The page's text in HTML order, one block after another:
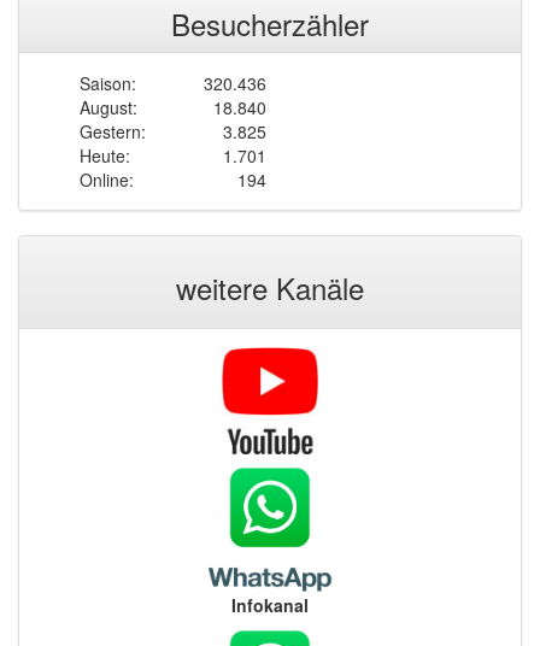
Besucherzähler
Saison:
320.436
August:
18.840
Gestern:
3.825
Heute:
1.701
Online:
194
weitere Kanäle
Infokanal